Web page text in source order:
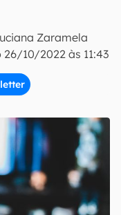
Zaramela
26/10/2022 às 11:43